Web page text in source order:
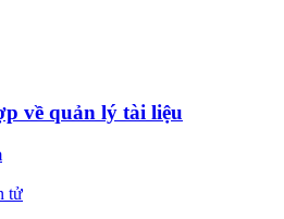
về quản lý tài liệu
tử